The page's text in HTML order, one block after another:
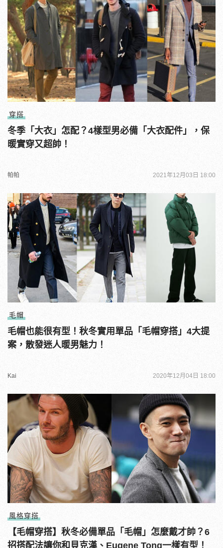
穿搭
冬季「大衣」怎配？4樣型男必備「大衣配件」，保
暖實穿又超帥！
帕帕 2021年12月03日 18:00
毛帽
毛帽也能很有型！秋冬實用單品「毛帽穿搭」4大提
案，散發迷人暖男魅力！
Kai 2020年12月04日 18:00
風格穿搭
【毛帽穿搭】秋冬必備單品「毛帽」怎麼戴才帥？6
招搭配法讓你和貝克漢、Eugene Tong一樣有型！